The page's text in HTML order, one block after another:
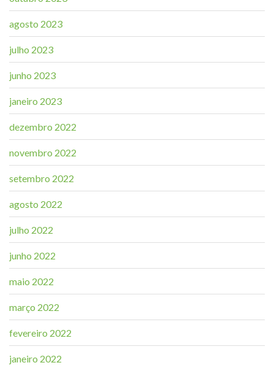
agosto 2023
julho 2023
junho 2023
janeiro 2023
dezembro 2022
novembro 2022
setembro 2022
agosto 2022
julho 2022
junho 2022
maio 2022
março 2022
fevereiro 2022
janeiro 2022